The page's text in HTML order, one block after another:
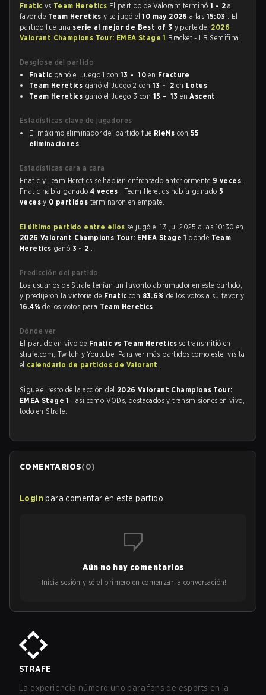
Fnatic vs Team Heretics El partido de Valorant terminó1 - 2 a
favor de Team Hereticsy se jugó el10 may 2026a las 15:03 . El
partido fue una serie al mejor de Best of 3 y parte del 2026
Valorant Champions Tour: EMEA Stage 1 Bracket - LB Semifinal.
Desglose del partido
Fnatic ganó el Juego 1 con 13 - 10 en Fracture
Team Heretics ganó el Juego 2 con 13 - 2 en Lotus
Team Heretics ganó el Juego 3 con 15 - 13 enAscent
Estadísticas clave de jugadores
El máximo eliminador del partido fue RieNs con 55
eliminaciones.
Estadísticas cara a cara
Fnatic y Team Heretics se habían enfrentado anteriormente 9 veces .
Fnatic había ganado4 veces , Team Heretics había ganado 5
vecesy 0 partidos terminaron en empate.
El último partido entre ellos se jugó el 13 jul 2025 a las 10:30 en
2026 Valorant Champions Tour: EMEA Stage 1donde Team
Heretics ganó 3 - 2 .
Predicción del partido
Los usuarios de Strafe tenían un favorito abrumador en este partido,
y predijeron la victoria de Fnaticcon 83.6%de los votos a su favor y
16.4%de los votos para Team Heretics .
Dónde ver
El partido en vivo de Fnatic vs Team Heretics se transmitió en
strafe.com, Twitch y Youtube. Para ver más partidos como este, visita
el calendario de partidos de Valorant .
Sigue el resto de la acción del 2026 Valorant Champions Tour:
EMEA Stage 1 , así como VODs, destacados y transmisiones en vivo,
todo en Strafe.
COMENTARIOS(0)
Login para comentar en este partido
Aún no hay comentarios
¡Inicia sesión y sé el primero en comenzar la conversación!
STRAFE
La experiencia número uno para fans de esports en la